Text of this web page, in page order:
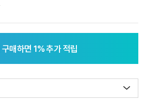
매하면 1% 추가 적립